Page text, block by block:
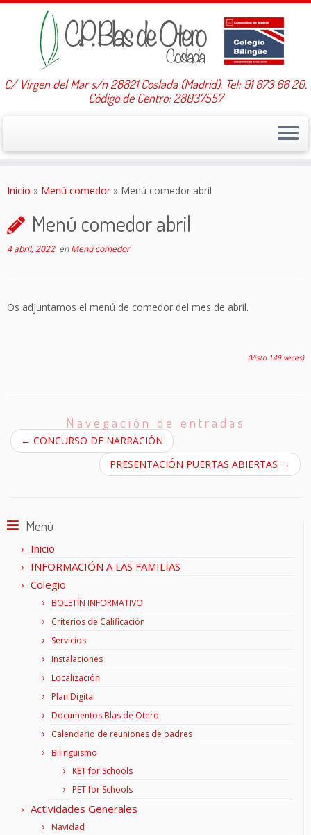
C/ Virgen del Mar s/n 28821 Coslada (Madrid). Tel: 91 673 66 20.
Código de Centro: 28037557
Inicio » Menú comedor » Menú comedor abril
Menú comedor abril
4 abril, 2022enMenú comedor
Os adjuntamos el menú de comedor del mes de abril.
(Visto 149 veces)
Navegación de entradas
← CONCURSO DE NARRACIÓN
PRESENTACIÓN PUERTAS ABIERTAS →
Menú
Inicio
INFORMACIÓN A LAS FAMILIAS
Colegio
BOLETÍN INFORMATIVO
Criterios de Calificación
Servicios
Instalaciones
Localización
Plan Digital
Documentos Blas de Otero
Calendario de reuniones de padres
Bilingüismo
KET for Schools
PET for Schools
Actividades Generales
Navidad